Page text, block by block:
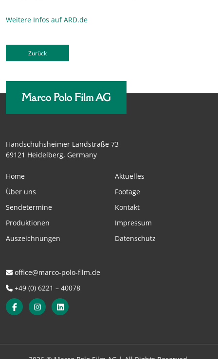
Weitere Infos auf ARD.de
Zurück
Marco Polo Film AG
Handschuhsheimer Landstraße 73
69121 Heidelberg, Germany
Home
Über uns
Sendetermine
Produktionen
Auszeichnungen
Aktuelles
Footage
Kontakt
Impressum
Datenschutz
office@marco-polo-film.de
+49 (0) 6221 – 40078